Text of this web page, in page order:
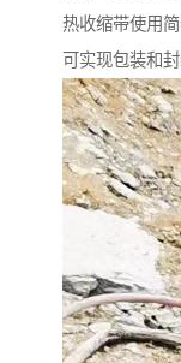
热收缩带使用
可实现包装和